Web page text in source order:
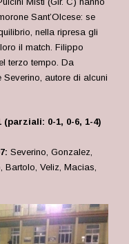
Sant’Olcese: se
nella ripresa gli
il match. Filippo
terzo tempo. Da
autore di alcuni
(parziali: 0-1, 0-6, 1-4)
Severino, Gonzalez,
Bartolo, Veliz, Macias,